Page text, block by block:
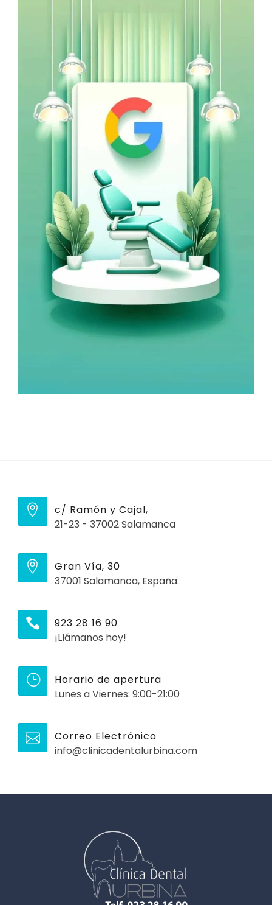
c/ Ramón y Cajal,
21-23 - 37002 Salamanca
Gran Vía, 30
37001 Salamanca, España.
923 28 16 90
¡Llámanos hoy!
Horario de apertura
Lunes a Viernes: 9:00-21:00
Correo Electrónico
info@clinicadentalurbina.com